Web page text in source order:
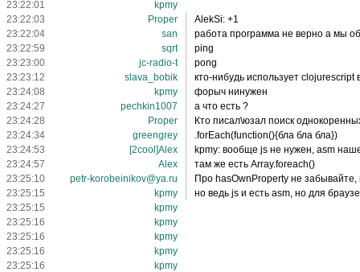
23:22:01
kpmy
23:22:03
Proper
AlekSi: +1
23:22:04
san
работа программа не верно а мы
23:22:59
sqrt
ping
23:23:00
jc-radio-t
pong
23:23:12
slava_bobik
кто-нибудь использует clojurescript
23:24:08
kpmy
форыч нинужен
23:24:27
pechkin1007
а что есть ?
23:24:28
Proper
Кто писал\юзал поиск
23:24:34
greengrey
.forEach(function(){бла бла бла})
23:24:53
[2cool]Alex
kpmy: вообще js не нужен, asm
23:24:57
Alex
там же есть Array.foreach()
23:25:10
petr-korobeinikov@ya.ru
Про hasOwnProperty не забывайте,
23:25:15
kpmy
но ведь js и есть asm, но для
23:25:15
kpmy
23:25:16
kpmy
23:25:16
kpmy
23:25:16
kpmy
23:25:16
kpmy